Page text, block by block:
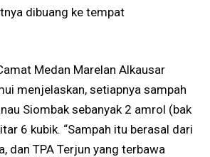
dibuang ke tempat
Medan Marelan Alkausar
menjelaskan, setiapnya sampah
Siombak sebanyak 2 amrol (bak
6 kubik. “Sampah itu berasal dari
dan TPA Terjun yang terbawa